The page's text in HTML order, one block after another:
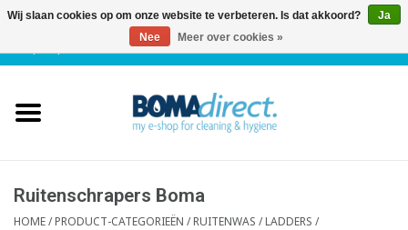
Klantenservice
Ruitenschrapers Boma
HOME/PRODUCT-CATEGORIEËN /RUITENWAS / LADDERS /
Wij slaan cookies op om onze website te verbeteren. Is dat akkoord?
Ja
Nee
Meer over cookies »